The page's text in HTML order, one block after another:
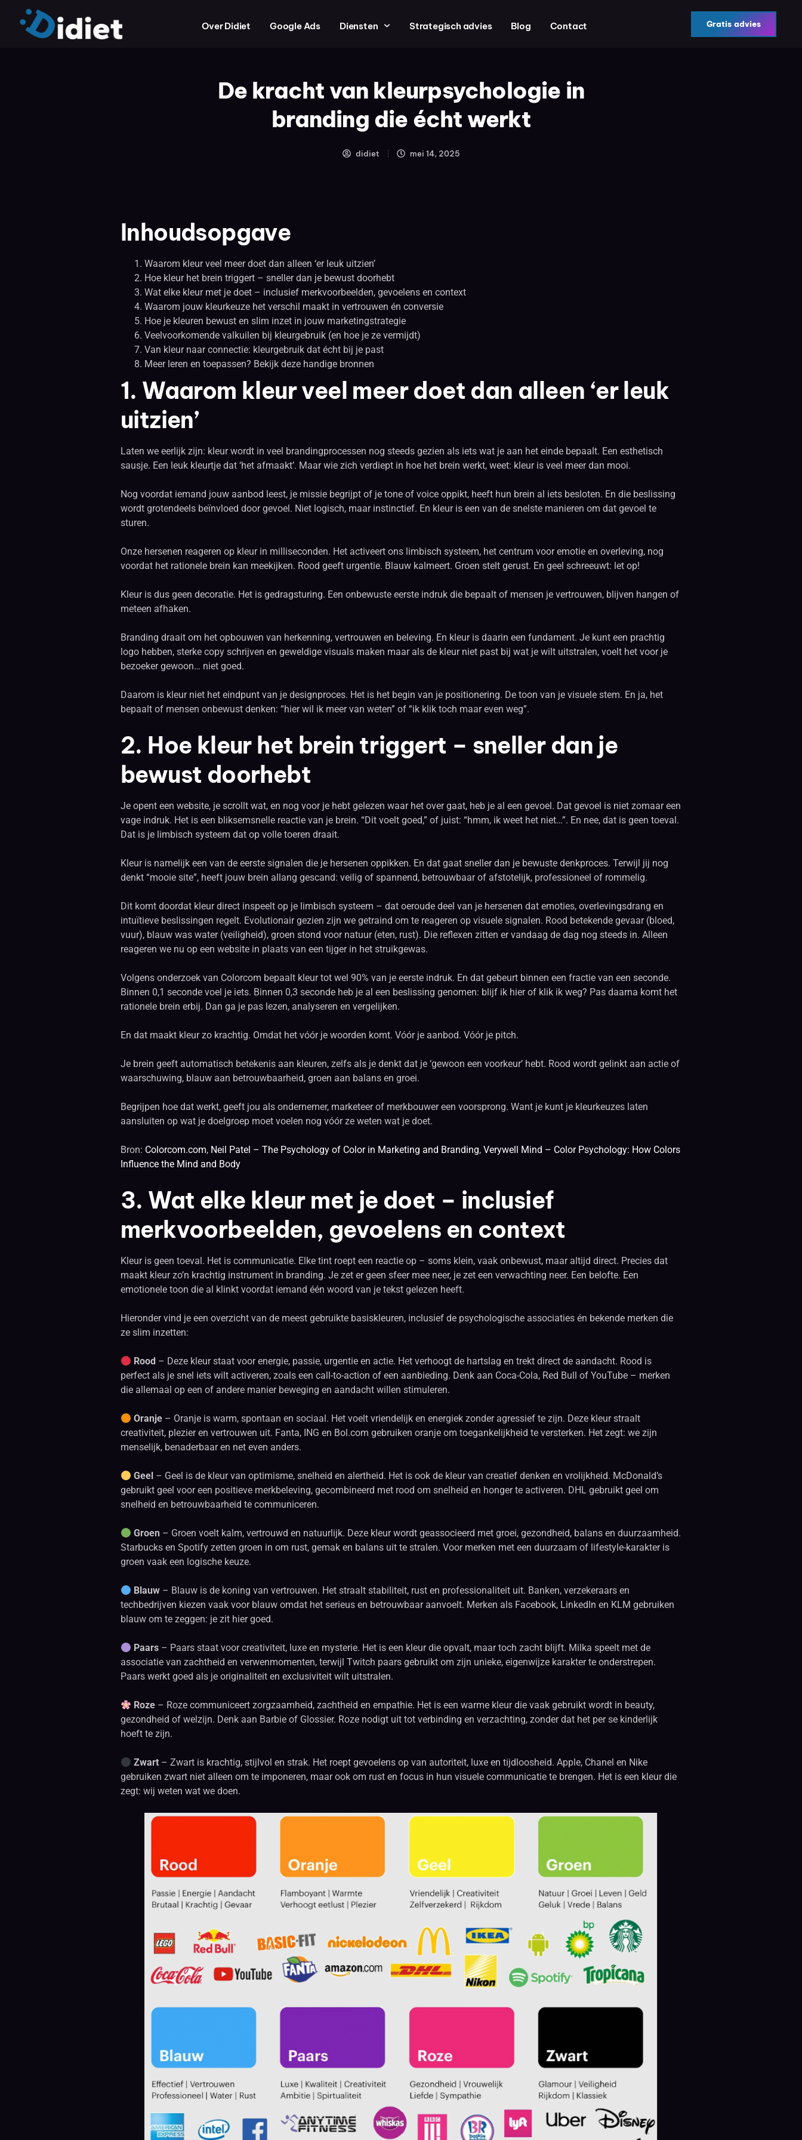
Over Didiet Google Ads Diensten Strategisch advies Blog Contact Gratis advies
De kracht van kleurpsychologie in
branding die écht werkt
didiet mei 14, 2025
Inhoudsopgave
Waarom kleur veel meer doet dan alleen ‘er leuk uitzien’
Hoe kleur het brein triggert – sneller dan je bewust doorhebt
Wat elke kleur met je doet – inclusief merkvoorbeelden, gevoelens en context
Waarom jouw kleurkeuze het verschil maakt in vertrouwen én conversie
Hoe je kleuren bewust en slim inzet in jouw marketingstrategie
Veelvoorkomende valkuilen bij kleurgebruik (en hoe je ze vermijdt)
Van kleur naar connectie: kleurgebruik dat écht bij je past
Meer leren en toepassen? Bekijk deze handige bronnen
1. Waarom kleur veel meer doet dan alleen ‘er leuk
uitzien’
Laten we eerlijk zijn: kleur wordt in veel brandingprocessen nog steeds gezien als iets wat je aan het einde bepaalt. Een esthetisch
sausje. Een leuk kleurtje dat ‘het afmaakt’. Maar wie zich verdiept in hoe het brein werkt, weet: kleur is veel meer dan mooi.
Nog voordat iemand jouw aanbod leest, je missie begrijpt of je tone of voice oppikt, heeft hun brein al iets besloten. En die beslissing
wordt grotendeels beïnvloed door gevoel. Niet logisch, maar instinctief. En kleur is een van de snelste manieren om dat gevoel te
sturen.
Onze hersenen reageren op kleur in milliseconden. Het activeert ons limbisch systeem, het centrum voor emotie en overleving, nog
voordat het rationele brein kan meekijken. Rood geeft urgentie. Blauw kalmeert. Groen stelt gerust. En geel schreeuwt: let op!
Kleur is dus geen decoratie. Het is gedragsturing. Een onbewuste eerste indruk die bepaalt of mensen je vertrouwen, blijven hangen of
meteen afhaken.
Branding draait om het opbouwen van herkenning, vertrouwen en beleving. En kleur is daarin een fundament. Je kunt een prachtig
logo hebben, sterke copy schrijven en geweldige visuals maken maar als de kleur niet past bij wat je wilt uitstralen, voelt het voor je
bezoeker gewoon… niet goed.
Daarom is kleur niet het eindpunt van je designproces. Het is het begin van je positionering. De toon van je visuele stem. En ja, het
bepaalt of mensen onbewust denken: “hier wil ik meer van weten” of “ik klik toch maar even weg”.
2. Hoe kleur het brein triggert – sneller dan je
bewust doorhebt
Je opent een website, je scrollt wat, en nog voor je hebt gelezen waar het over gaat, heb je al een gevoel. Dat gevoel is niet zomaar een
vage indruk. Het is een bliksemsnelle reactie van je brein. “Dit voelt goed,” of juist: “hmm, ik weet het niet…”. En nee, dat is geen toeval.
Dat is je limbisch systeem dat op volle toeren draait.
Kleur is namelijk een van de eerste signalen die je hersenen oppikken. En dat gaat sneller dan je bewuste denkproces. Terwijl jij nog
denkt “mooie site”, heeft jouw brein allang gescand: veilig of spannend, betrouwbaar of afstotelijk, professioneel of rommelig.
Dit komt doordat kleur direct inspeelt op je limbisch systeem – dat oeroude deel van je hersenen dat emoties, overlevingsdrang en
intuïtieve beslissingen regelt. Evolutionair gezien zijn we getraind om te reageren op visuele signalen. Rood betekende gevaar (bloed,
vuur), blauw was water (veiligheid), groen stond voor natuur (eten, rust). Die reflexen zitten er vandaag de dag nog steeds in. Alleen
reageren we nu op een website in plaats van een tijger in het struikgewas.
Volgens onderzoek van Colorcom bepaalt kleur tot wel 90% van je eerste indruk. En dat gebeurt binnen een fractie van een seconde.
Binnen 0,1 seconde voel je iets. Binnen 0,3 seconde heb je al een beslissing genomen: blijf ik hier of klik ik weg? Pas daarna komt het
rationele brein erbij. Dan ga je pas lezen, analyseren en vergelijken.
En dat maakt kleur zo krachtig. Omdat het vóór je woorden komt. Vóór je aanbod. Vóór je pitch.
Je brein geeft automatisch betekenis aan kleuren, zelfs als je denkt dat je ‘gewoon een voorkeur’ hebt. Rood wordt gelinkt aan actie of
waarschuwing, blauw aan betrouwbaarheid, groen aan balans en groei.
Begrijpen hoe dat werkt, geeft jou als ondernemer, marketeer of merkbouwer een voorsprong. Want je kunt je kleurkeuzes laten
aansluiten op wat je doelgroep moet voelen nog vóór ze weten wat je doet.
Bron: Colorcom.com, Neil Patel – The Psychology of Color in Marketing and Branding, Verywell Mind – Color Psychology: How Colors
Influence the Mind and Body
3. Wat elke kleur met je doet – inclusief
merkvoorbeelden, gevoelens en context
Kleur is geen toeval. Het is communicatie. Elke tint roept een reactie op – soms klein, vaak onbewust, maar altijd direct. Precies dat
maakt kleur zo’n krachtig instrument in branding. Je zet er geen sfeer mee neer, je zet een verwachting neer. Een belofte. Een
emotionele toon die al klinkt voordat iemand één woord van je tekst gelezen heeft.
Hieronder vind je een overzicht van de meest gebruikte basiskleuren, inclusief de psychologische associaties én bekende merken die
ze slim inzetten:
Rood – Deze kleur staat voor energie, passie, urgentie en actie. Het verhoogt de hartslag en trekt direct de aandacht. Rood is
perfect als je snel iets wilt activeren, zoals een call-to-action of een aanbieding. Denk aan Coca-Cola, Red Bull of YouTube – merken
die allemaal op een of andere manier beweging en aandacht willen stimuleren.
Oranje – Oranje is warm, spontaan en sociaal. Het voelt vriendelijk en energiek zonder agressief te zijn. Deze kleur straalt
creativiteit, plezier en vertrouwen uit. Fanta, ING en Bol.com gebruiken oranje om toegankelijkheid te versterken. Het zegt: we zijn
menselijk, benaderbaar en net even anders.
Geel – Geel is de kleur van optimisme, snelheid en alertheid. Het is ook de kleur van creatief denken en vrolijkheid. McDonald’s
gebruikt geel voor een positieve merkbeleving, gecombineerd met rood om snelheid en honger te activeren. DHL gebruikt geel om
snelheid en betrouwbaarheid te communiceren.
Groen – Groen voelt kalm, vertrouwd en natuurlijk. Deze kleur wordt geassocieerd met groei, gezondheid, balans en duurzaamheid.
Starbucks en Spotify zetten groen in om rust, gemak en balans uit te stralen. Voor merken met een duurzaam of lifestyle-karakter is
groen vaak een logische keuze.
Blauw – Blauw is de koning van vertrouwen. Het straalt stabiliteit, rust en professionaliteit uit. Banken, verzekeraars en
techbedrijven kiezen vaak voor blauw omdat het serieus en betrouwbaar aanvoelt. Merken als Facebook, LinkedIn en KLM gebruiken
blauw om te zeggen: je zit hier goed.
Paars – Paars staat voor creativiteit, luxe en mysterie. Het is een kleur die opvalt, maar toch zacht blijft. Milka speelt met de
associatie van zachtheid en verwenmomenten, terwijl Twitch paars gebruikt om zijn unieke, eigenwijze karakter te onderstrepen.
Paars werkt goed als je originaliteit en exclusiviteit wilt uitstralen.
Roze – Roze communiceert zorgzaamheid, zachtheid en empathie. Het is een warme kleur die vaak gebruikt wordt in beauty,
gezondheid of welzijn. Denk aan Barbie of Glossier. Roze nodigt uit tot verbinding en verzachting, zonder dat het per se kinderlijk
hoeft te zijn.
Zwart – Zwart is krachtig, stijlvol en strak. Het roept gevoelens op van autoriteit, luxe en tijdloosheid. Apple, Chanel en Nike
gebruiken zwart niet alleen om te imponeren, maar ook om rust en focus in hun visuele communicatie te brengen. Het is een kleur die
zegt: wij weten wat we doen.